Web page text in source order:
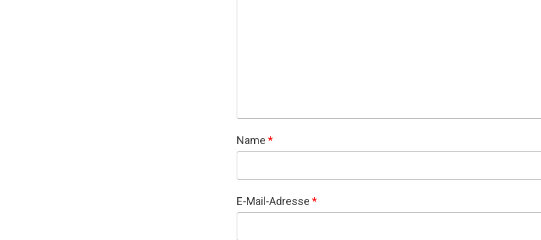
Name *
E-Mail-Adresse *